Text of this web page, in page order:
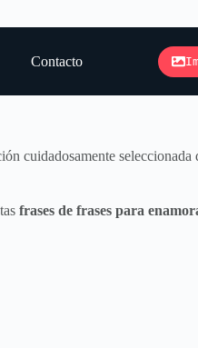
Contacto
cuidadosamente seleccionada
frases de frases para